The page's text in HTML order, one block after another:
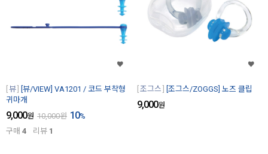
뷰
[뷰/VIEW] VA1201 / 코드 부착형
귀마개
9,000원 10,000원 10%
구매 4 리뷰 1
조그스 [조그스/ZOGGS] 노즈 클립
9,000원